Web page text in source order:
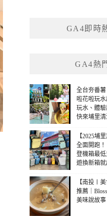
GA4即時
GA4熱
全台夯番薯
啦花啦玩水
玩水、體
快來埔里
【2025埔
全面開跑！
登機箱最
遊換新箱就
【南投〡
推薦｜
美味說故事